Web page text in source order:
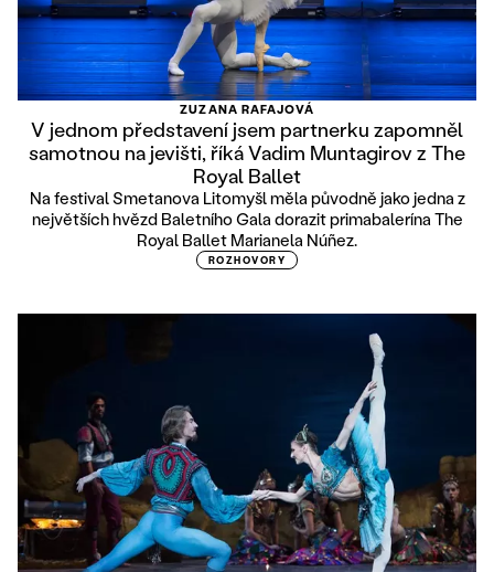
ZUZANA RAFAJOVÁ
V jednom představení jsem partnerku zapomněl
samotnou na jevišti, říká Vadim Muntagirov z The
Royal Ballet
Na festival Smetanova Litomyšl měla původně jako jedna z
největších hvězd Baletního Gala dorazit primabalerína The
Royal Ballet Marianela Núñez.
ROZHOVORY